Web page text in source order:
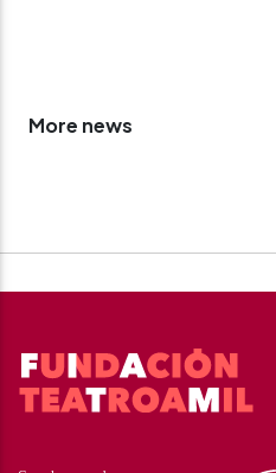
More news